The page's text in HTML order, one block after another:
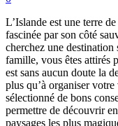
L’Islande est une terre
fascinée par son côté
cherchez une
famille, vous êtes attirés
est sans aucun doute la
plus qu’à organiser
sélectionné de bons
permettre de découvrir
paysages les plus